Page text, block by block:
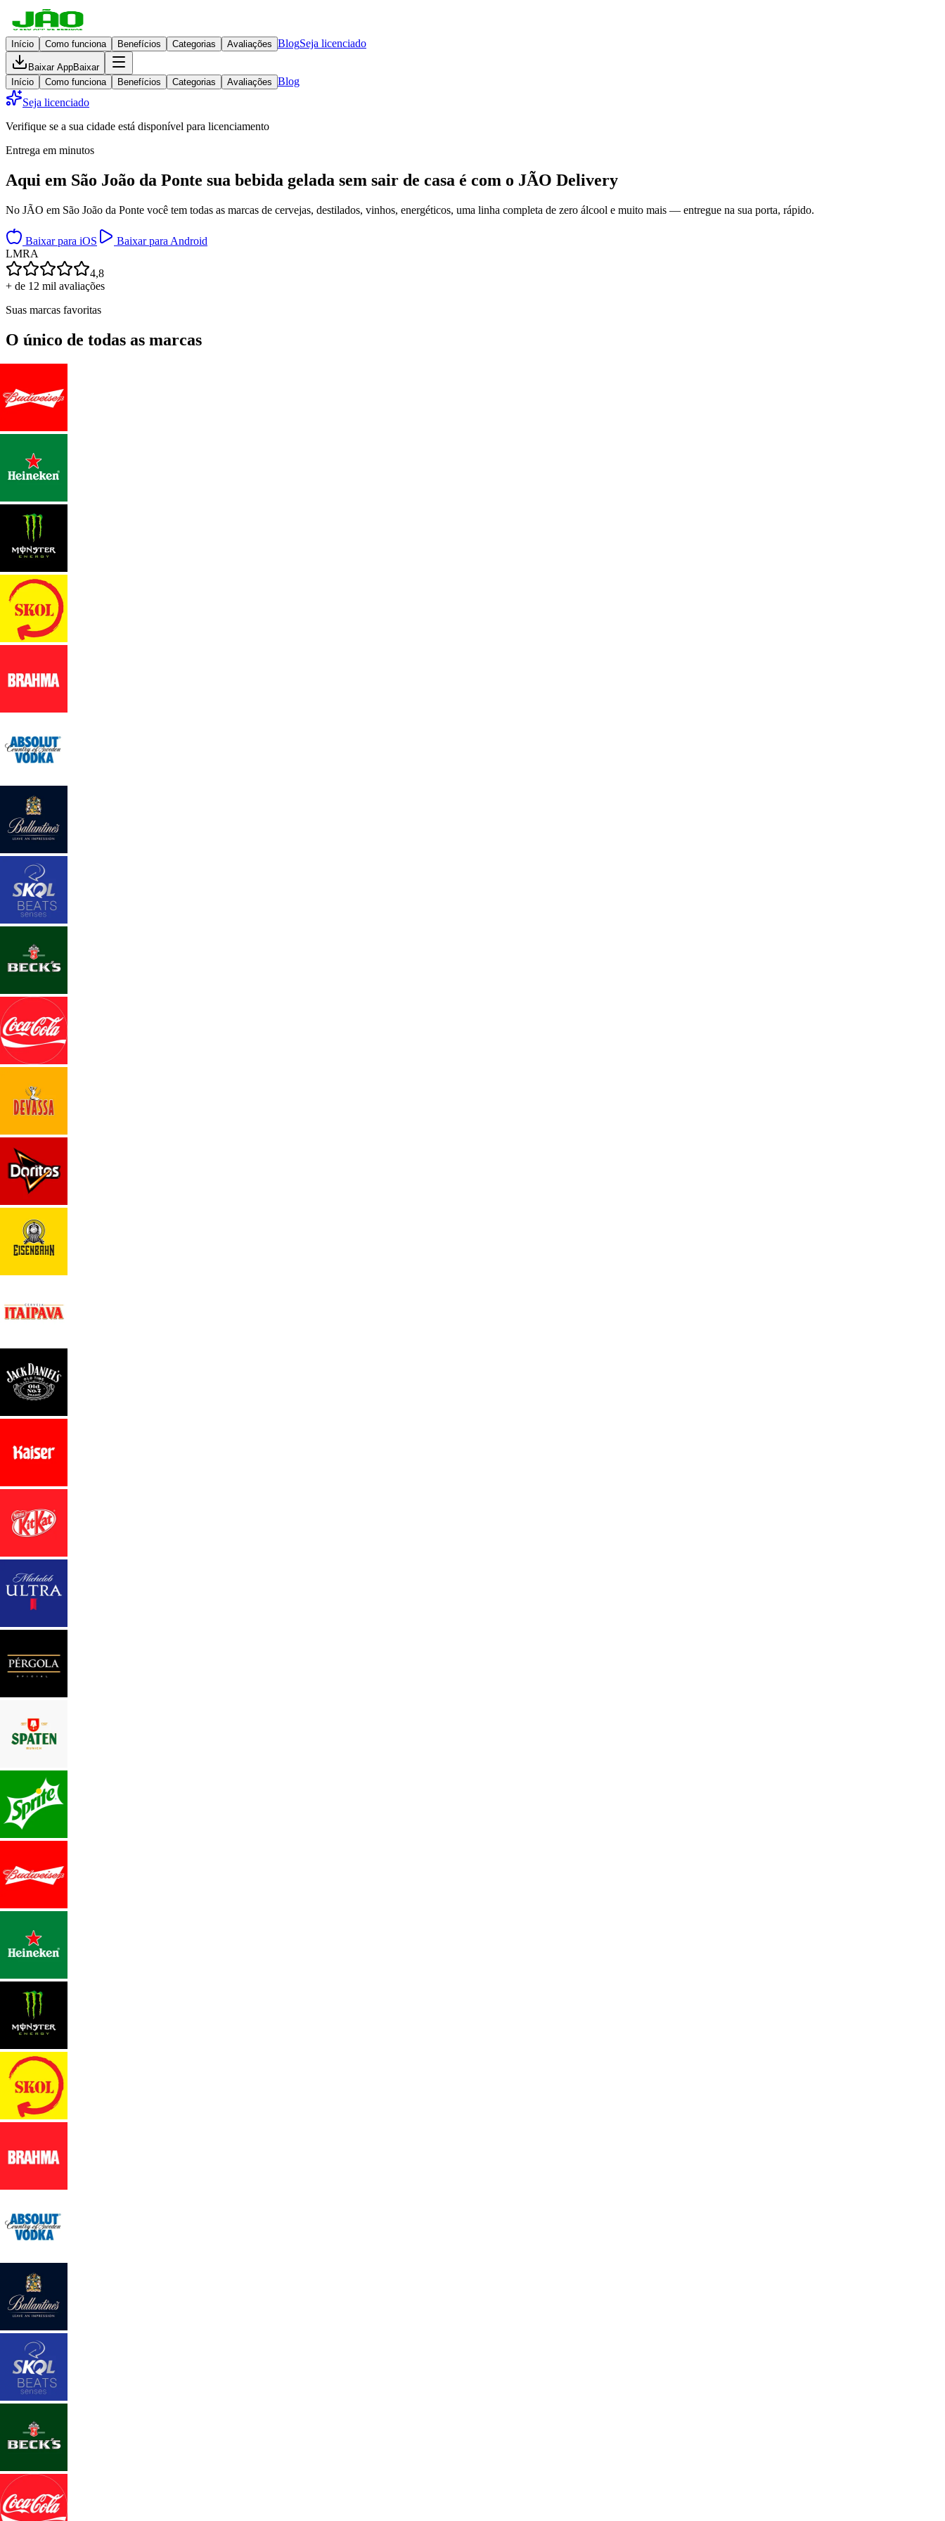
Início Como funciona Benefícios Categorias Avaliações BlogSeja licenciado
Baixar AppBaixar
Início
Como funciona Benefícios Categorias Avaliações Blog
Seja licenciado
Verifique se a sua cidade está disponível para licenciamento
Entrega em minutos
Aqui em São João da Ponte sua bebida gelada sem sair de casa é com o JÃO Delivery
No JÃO em São João da Ponte você tem todas as marcas de cervejas, destilados, vinhos, energéticos, uma linha completa de zero álcool e muito mais — entregue na sua porta, rápido.
Baixar para iOS
Baixar para Android
LMRA
4,8
+ de 12 mil avaliações
Suas marcas favoritas
O único de todas as marcas